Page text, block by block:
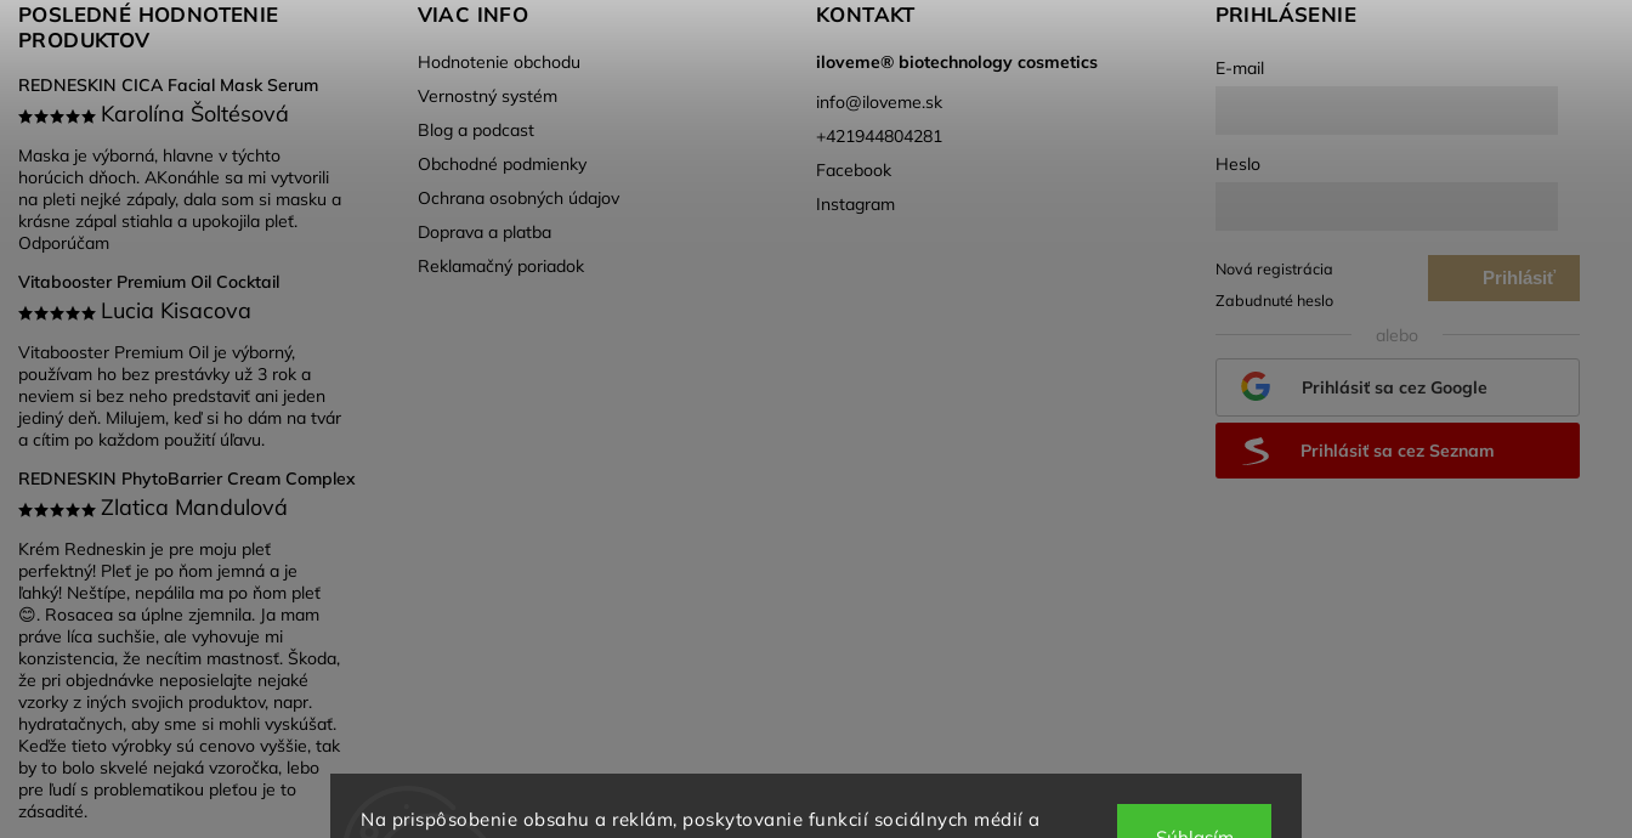
Na prispôsobenie obsahu a reklám, poskytovanie funkcií sociálnych médií a
POSLEDNÉ HODNOTENIE
PRODUKTOV
REDNESKIN CICA Facial Mask Serum
Karolína Šoltésová
Maska je výborná, hlavne v týchto
horúcich dňoch. AKonáhle sa mi vytvorili
na pleti nejké zápaly, dala som si masku a
krásne zápal stiahla a upokojila pleť.
Odporúčam
Vitabooster Premium Oil Cocktail
Lucia Kisacova
Vitabooster Premium Oil je výborný,
používam ho bez prestávky už 3 rok a
neviem si bez neho predstaviť ani jeden
jediný deň. Milujem, keď si ho dám na tvár
a cítim po každom použití úľavu.
REDNESKIN PhytoBarrier Cream Complex
Zlatica Mandulová
Krém Redneskin je pre moju pleť
perfektný! Pleť je po ňom jemná a je
ľahký! Neštípe, nepálila ma po ňom pleť
😊. Rosacea sa úplne zjemnila. Ja mam
práve líca suchšie, ale vyhovuje mi
konzistencia, že necítim mastnosť. Škoda,
že pri objednávke neposielajte nejaké
vzorky z iných svojich produktov, napr.
hydratačnych, aby sme si mohli vyskúšať.
Keďže tieto výrobky sú cenovo vyššie, tak
by to bolo skvelé nejaká vzoročka, lebo
pre ľudí s problematikou pleťou je to
zásadité.
VIAC INFO
Hodnotenie obchodu
Vernostný systém
Blog a podcast
Obchodné podmienky
Ochrana osobných údajov
Doprava a platba
Reklamačný poriadok
KONTAKT
iloveme® biotechnology cosmetics
info@iloveme.sk
+421944804281
Facebook
Instagram
PRIHLÁSENIE
E-mail
Heslo
Prihlásiť
Nová registrácia
Zabudnuté heslo
alebo
Prihlásiť sa cez Google
Prihlásiť sa cez Seznam